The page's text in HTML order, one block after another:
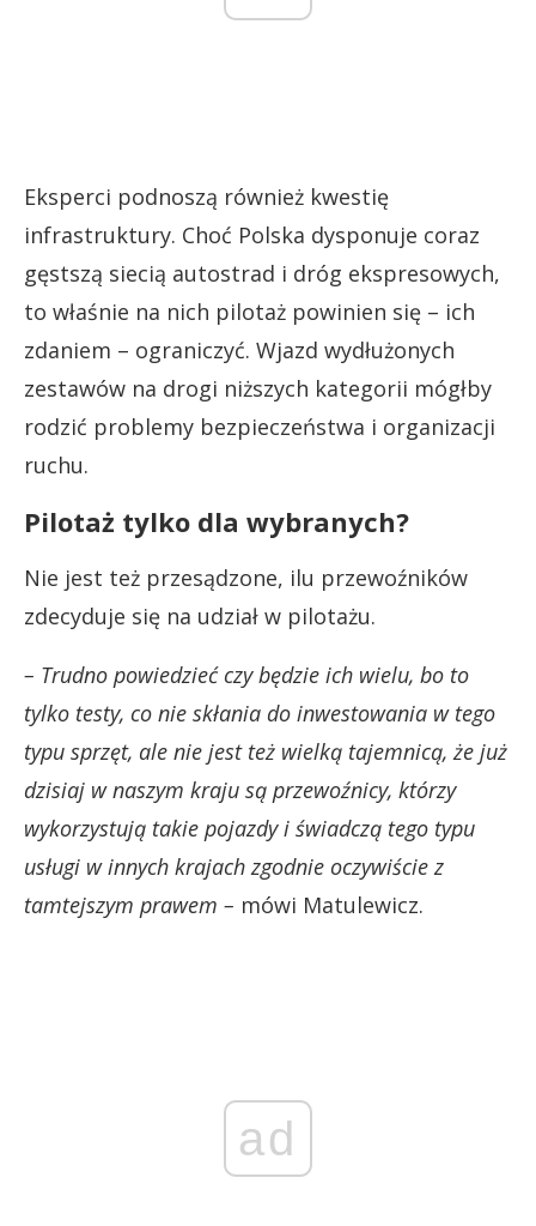
Eksperci podnoszą również kwestię
infrastruktury. Choć Polska dysponuje coraz
gęstszą siecią autostrad i dróg ekspresowych,
to właśnie na nich pilotaż powinien się – ich
zdaniem – ograniczyć. Wjazd wydłużonych
zestawów na drogi niższych kategorii mógłby
rodzić problemy bezpieczeństwa i organizacji
ruchu.
Pilotaż tylko dla wybranych?
Nie jest też przesądzone, ilu przewoźników
zdecyduje się na udział w pilotażu.
– Trudno powiedzieć czy będzie ich wielu, bo to
tylko testy, co nie skłania do inwestowania w tego
typu sprzęt, ale nie jest też wielką tajemnicą, że już
dzisiaj w naszym kraju są przewoźnicy, którzy
wykorzystują takie pojazdy i świadczą tego typu
usługi w innych krajach zgodnie oczywiście z
tamtejszym prawem – mówi Matulewicz.
ad